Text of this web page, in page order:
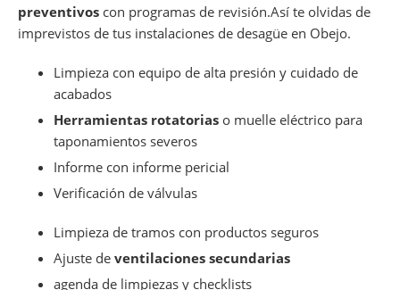
preventivos con programas de revisión.Así te olvidas de
imprevistos de tus instalaciones de desagüe en Obejo.
Limpieza con equipo de alta presión y cuidado de
acabados
Herramientas rotatorias o muelle eléctrico para
taponamientos severos
Informe con informe pericial
Verificación de válvulas
Limpieza de tramos con productos seguros
Ajuste de ventilaciones secundarias
agenda de limpiezas y checklists